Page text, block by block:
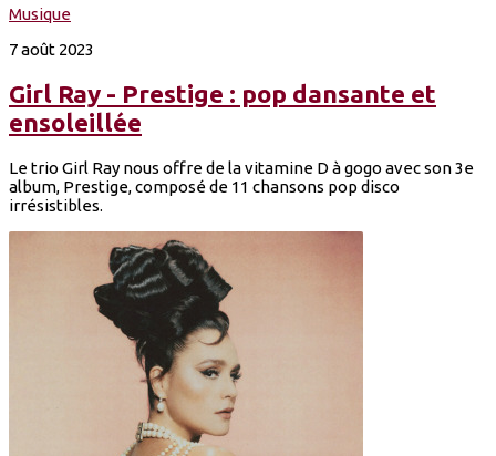
Musique
7 août 2023
Girl Ray - Prestige : pop dansante et
ensoleillée
Le trio Girl Ray nous offre de la vitamine D à gogo avec son 3e
album, Prestige, composé de 11 chansons pop disco
irrésistibles.